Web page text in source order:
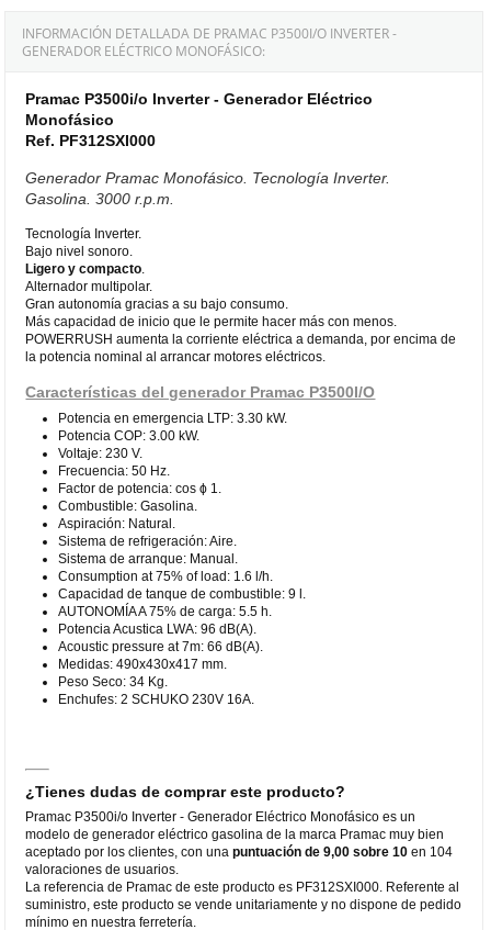
INFORMACIÓN DETALLADA DE PRAMAC P3500I/O INVERTER -
GENERADOR ELÉCTRICO MONOFÁSICO:
Pramac P3500i/o Inverter - Generador Eléctrico
Monofásico
Ref. PF312SXI000
Generador Pramac Monofásico. Tecnología Inverter.
Gasolina. 3000 r.p.m.
Tecnología Inverter.
Bajo nivel sonoro.
Ligero y compacto
Alternador multipolar.
Gran autonomía gracias a su bajo consumo.
Más capacidad de inicio que le permite hacer más con menos.
POWERRUSH aumenta la corriente eléctrica a demanda, por encima de
la potencia nominal al arrancar motores eléctricos.
Características del generador Pramac P3500I/O
Potencia en emergencia LTP: 3.30 kW.
Potencia COP: 3.00 kW.
Voltaje: 230 V.
Frecuencia: 50 Hz.
Factor de potencia: cos ϕ 1.
Combustible: Gasolina.
Aspiración: Natural.
Sistema de refrigeración: Aire.
Sistema de arranque: Manual.
Consumption at 75% of load: 1.6 l/h.
Capacidad de tanque de combustible: 9 l.
AUTONOMÍA A 75% de carga: 5.5 h.
Potencia Acustica LWA: 96 dB(A).
Acoustic pressure at 7m: 66 dB(A).
Medidas: 490x430x417 mm.
Peso Seco: 34 Kg.
Enchufes: 2 SCHUKO 230V 16A.
¿Tienes dudas de comprar este producto?
Pramac P3500i/o Inverter - Generador Eléctrico Monofásico es un
modelo de generador eléctrico gasolina de la marca Pramac muy bien
aceptado por los clientes, con unapuntuación de 9,00 sobre 10 en 104
valoraciones de usuarios.
La referencia de Pramac de este producto es PF312SXI000. Referente al
suministro, este producto se vende unitariamente y no dispone de pedido
mínimo en nuestra ferretería.